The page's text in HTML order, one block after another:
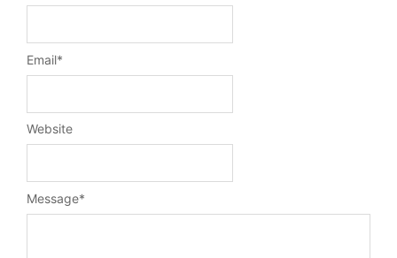
Message*
Email*
Website